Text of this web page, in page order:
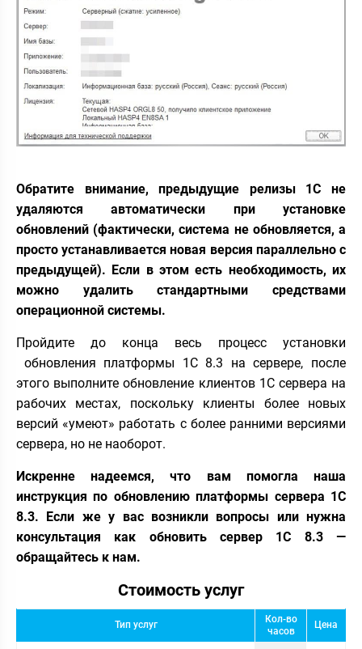
Обратите внимание, предыдущие релизы 1С не
удаляются автоматически при установке
обновлений (фактически, система не обновляется, а
просто устанавливается новая версия параллельно с
предыдущей). Если в этом есть необходимость, их
можно удалить стандартными средствами
операционной системы.
Пройдите до конца весь процесс установки
обновления платформы 1С 8.3 на сервере, после
этого выполните обновление клиентов 1С сервера на
рабочих местах, поскольку клиенты более новых
версий «умеют» работать с более ранними версиями
сервера, но не наоборот.
Искренне надеемся, что вам помогла наша
инструкция по обновлению платформы сервера 1С
8.3. Если же у вас возникли вопросы или нужна
консультация как обновить сервер 1С 8.3 —
обращайтесь к нам.
Стоимость услуг
Тип услуг
Кол-во
часов
Цена